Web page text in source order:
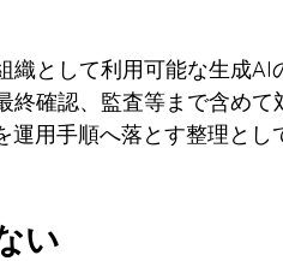
として利用可能な生成AI
終確認、監査等まで含めて
用手順へ落とす整理とし
い